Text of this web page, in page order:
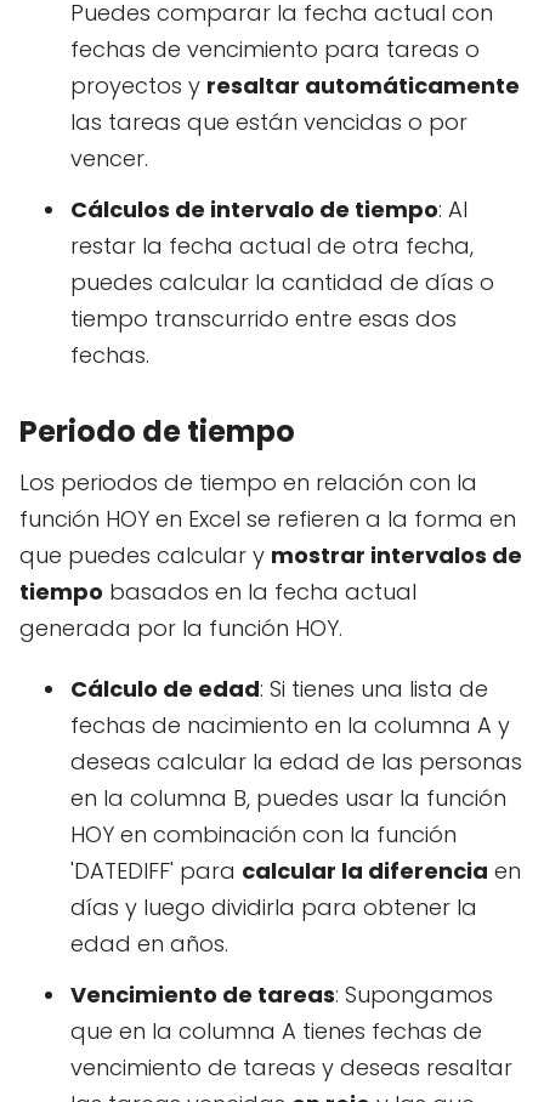
Puedes comparar la fecha actual con
fechas de vencimiento para tareas o
proyectos y resaltar automáticamente
las tareas que están vencidas o por
vencer.
Cálculos de intervalo de tiempo: Al
restar la fecha actual de otra fecha,
puedes calcular la cantidad de días o
tiempo transcurrido entre esas dos
fechas.
Periodo de tiempo
Los periodos de tiempo en relación con la
función HOY en Excel se refieren a la forma en
que puedes calcular y mostrar intervalos de
tiempo basados en la fecha actual
generada por la función HOY.
Cálculo de edad: Si tienes una lista de
fechas de nacimiento en la columna A y
deseas calcular la edad de las personas
en la columna B, puedes usar la función
HOY en combinación con la función
'DATEDIFF' para calcular la diferencia en
días y luego dividirla para obtener la
edad en años.
Vencimiento de tareas: Supongamos
que en la columna A tienes fechas de
vencimiento de tareas y deseas resaltar